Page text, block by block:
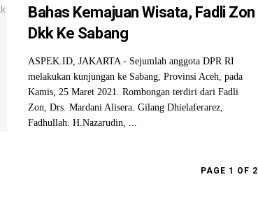
Bahas Kemajuan Wisata, Fadli Zon
Dkk Ke Sabang
ASPEK.ID, JAKARTA - Sejumlah anggota DPR RI
melakukan kunjungan ke Sabang, Provinsi Aceh, pada
Kamis, 25 Maret 2021. Rombongan terdiri dari Fadli
Zon, Drs. Mardani Alisera. Gilang Dhielaferarez,
Fadhullah. H.Nazarudin, ...
PAGE 1 OF 2